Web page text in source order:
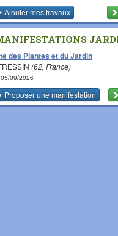
Ajouter mes travaux
des Plantes et du Jardin
(62, France)
09/2026
Proposer une manifestation